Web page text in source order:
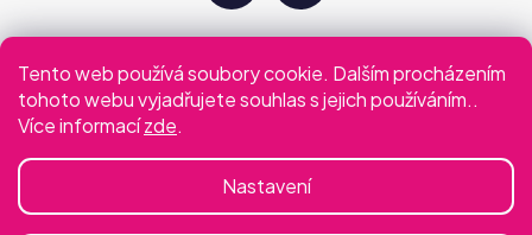
Tento web používá soubory cookie. Dalším procházením
tohoto webu vyjadřujete souhlas s jejich používáním..
Více informacízde.
Nastavení
Plaťte jak vám vyhovuje
Podmínky ochrany osobních údajů Obchodní podmínky